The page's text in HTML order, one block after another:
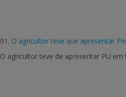
01. O agricultor teve que apresentar
O agricultor teve de apresentar PU